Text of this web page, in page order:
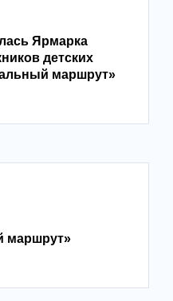
Ярмарка
детских
маршрут»
маршрут»